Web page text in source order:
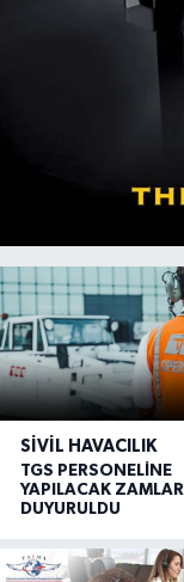
SIVIL HAVACILIK
TGS PERSONELİNE
YAPILACAK ZAMLAR
DUYURULDU